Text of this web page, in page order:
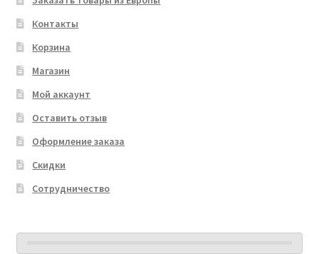
Контакты
Корзина
Магазин
Мой аккаунт
Оставить отзыв
Оформление заказа
Скидки
Сотрудничество